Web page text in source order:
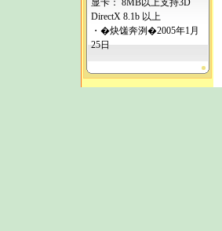
显卡： 8MB以上支持3D
DirectX 8.1b 以上
・�炔馐奔洌�2005年1月
25日